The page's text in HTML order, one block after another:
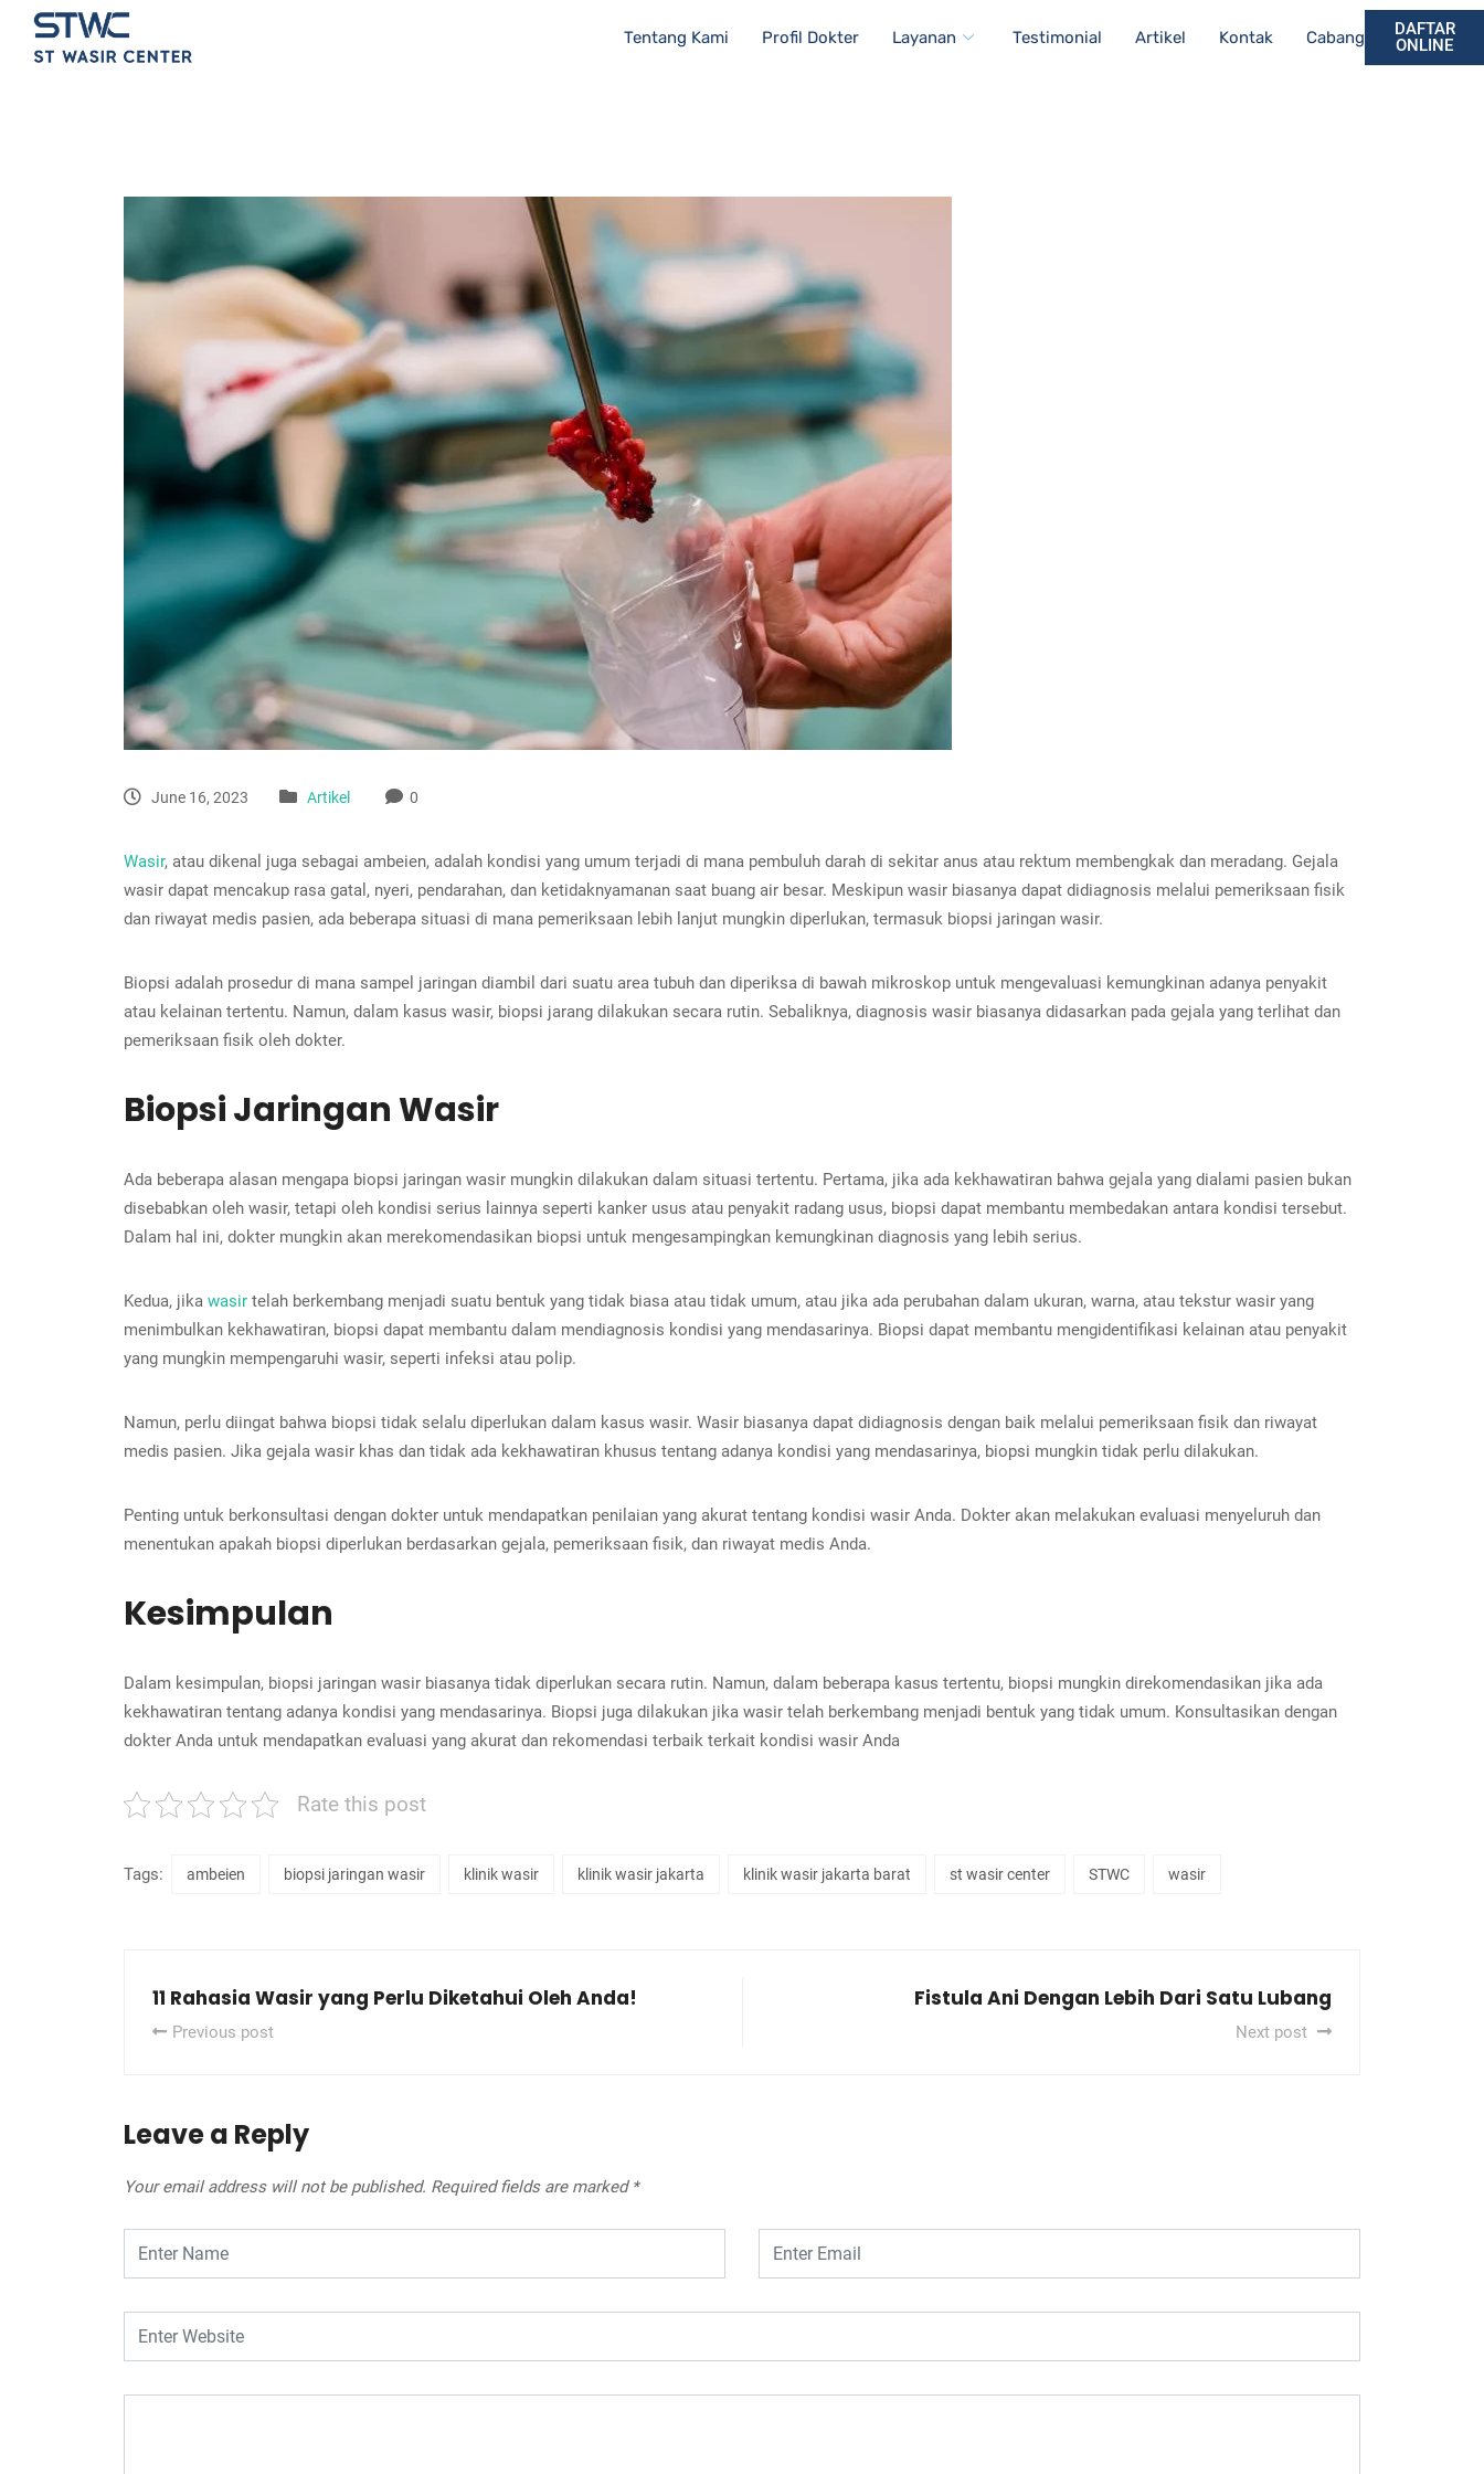
Tentang Kami Profil Dokter Layanan Testimonial Artikel Kontak Cabang
DAFTAR
ONLINE
June 16, 2023 Artikel 0
Wasir, atau dikenal juga sebagai ambeien, adalah kondisi yang umum terjadi di mana pembuluh darah di sekitar anus atau rektum membengkak dan meradang. Gejala
wasir dapat mencakup rasa gatal, nyeri, pendarahan, dan ketidaknyamanan saat buang air besar. Meskipun wasir biasanya dapat didiagnosis melalui pemeriksaan fisik
dan riwayat medis pasien, ada beberapa situasi di mana pemeriksaan lebih lanjut mungkin diperlukan, termasuk biopsi jaringan wasir.
Biopsi adalah prosedur di mana sampel jaringan diambil dari suatu area tubuh dan diperiksa di bawah mikroskop untuk mengevaluasi kemungkinan adanya penyakit
atau kelainan tertentu. Namun, dalam kasus wasir, biopsi jarang dilakukan secara rutin. Sebaliknya, diagnosis wasir biasanya didasarkan pada gejala yang terlihat dan
pemeriksaan fisik oleh dokter.
Biopsi Jaringan Wasir
Ada beberapa alasan mengapa biopsi jaringan wasir mungkin dilakukan dalam situasi tertentu. Pertama, jika ada kekhawatiran bahwa gejala yang dialami pasien bukan
disebabkan oleh wasir, tetapi oleh kondisi serius lainnya seperti kanker usus atau penyakit radang usus, biopsi dapat membantu membedakan antara kondisi tersebut.
Dalam hal ini, dokter mungkin akan merekomendasikan biopsi untuk mengesampingkan kemungkinan diagnosis yang lebih serius.
Kedua, jika wasir telah berkembang menjadi suatu bentuk yang tidak biasa atau tidak umum, atau jika ada perubahan dalam ukuran, warna, atau tekstur wasir yang
menimbulkan kekhawatiran, biopsi dapat membantu dalam mendiagnosis kondisi yang mendasarinya. Biopsi dapat membantu mengidentifikasi kelainan atau penyakit
yang mungkin mempengaruhi wasir, seperti infeksi atau polip.
Namun, perlu diingat bahwa biopsi tidak selalu diperlukan dalam kasus wasir. Wasir biasanya dapat didiagnosis dengan baik melalui pemeriksaan fisik dan riwayat
medis pasien. Jika gejala wasir khas dan tidak ada kekhawatiran khusus tentang adanya kondisi yang mendasarinya, biopsi mungkin tidak perlu dilakukan.
Penting untuk berkonsultasi dengan dokter untuk mendapatkan penilaian yang akurat tentang kondisi wasir Anda. Dokter akan melakukan evaluasi menyeluruh dan
menentukan apakah biopsi diperlukan berdasarkan gejala, pemeriksaan fisik, dan riwayat medis Anda.
Kesimpulan
Dalam kesimpulan, biopsi jaringan wasir biasanya tidak diperlukan secara rutin. Namun, dalam beberapa kasus tertentu, biopsi mungkin direkomendasikan jika ada
kekhawatiran tentang adanya kondisi yang mendasarinya. Biopsi juga dilakukan jika wasir telah berkembang menjadi bentuk yang tidak umum. Konsultasikan dengan
dokter Anda untuk mendapatkan evaluasi yang akurat dan rekomendasi terbaik terkait kondisi wasir Anda
Rate this post
Tags: ambeien biopsi jaringan wasir klinik wasir klinik wasir jakarta klinik wasir jakarta barat st wasir center STWC wasir
11 Rahasia Wasir yang Perlu Diketahui Oleh Anda!
Previous post
Fistula Ani Dengan Lebih Dari Satu Lubang
Next post
Leave a Reply
Your email address will not be published. Required fields are marked *